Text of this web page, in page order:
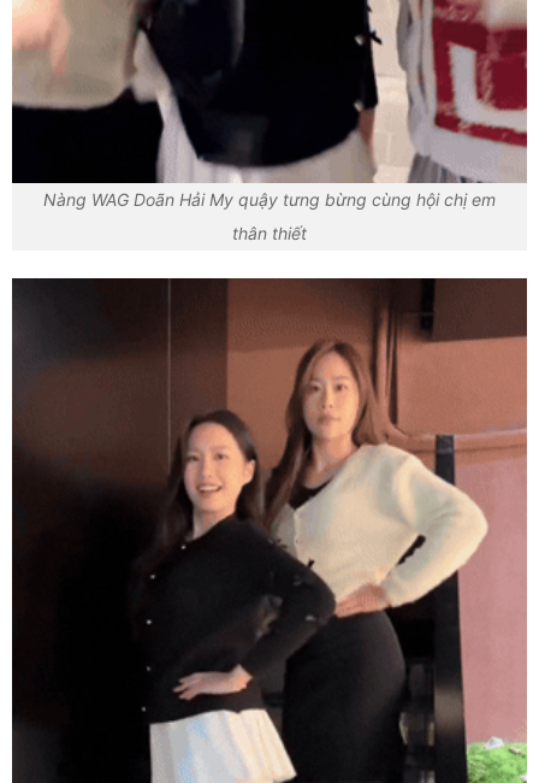
Nàng WAG Doãn Hải My quậy tưng bừng cùng hội chị em
thân thiết